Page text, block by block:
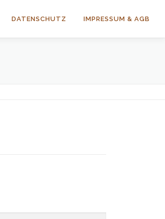
DATENSCHUTZ IMPRESSUM & AGB